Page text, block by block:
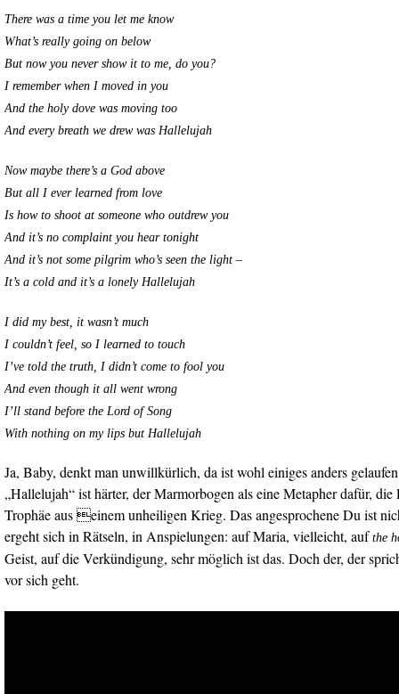
There was a time you let me know
What’s really going on below
But now you never show it to me, do you?
I remember when I moved in you
And the holy dove was moving too
And every breath we drew was Hallelujah
Now maybe there’s a God above
But all I ever learned from love
Is how to shoot at someone who outdrew you
And it’s no complaint you hear tonight
And it’s not some pilgrim who’s seen the light –
It’s a cold and it’s a lonely Hallelujah
I did my best, it wasn’t much
I couldn’t feel, so I learned to touch
I’ve told the truth, I didn’t come to fool you
And even though it all went wrong
I’ll stand before the Lord of Song
With nothing on my lips but Hallelujah
Ja, Baby, denkt man unwillkürlich, da ist wohl einiges anders
„Hallelujah“ ist härter, der Marmorbogen als eine Metapher dafür,
Trophäe aus einem unheiligen Krieg. Das angesprochene Du ist
ergeht sich in Rätseln, in Anspielungen: auf Maria, vielleicht, aufthe
Geist, auf die Verkündigung, sehr möglich ist das. Doch der, der
vor sich geht.